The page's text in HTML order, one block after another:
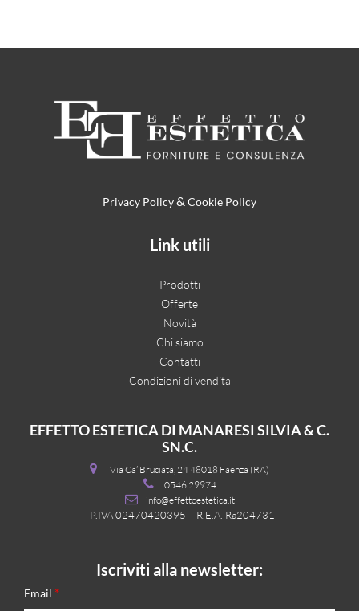
Privacy Policy& Cookie Policy
Link utili
Prodotti
Offerte
Novità
Chi siamo
Contatti
Condizioni di vendita
EFFETTO ESTETICA DI MANARESI SILVIA & C.
SN.C.
Via Ca’ Bruciata, 24 48018 Faenza (RA)
0546 29974
info@effettoestetica.it
P.IVA 02470420395 – R.E.A. Ra204731
Iscriviti alla newsletter:
Email *